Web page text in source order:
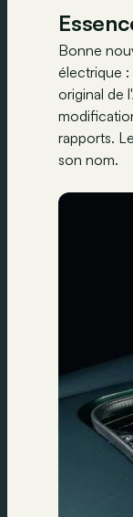
Bonne
électrique :
original de
rapports.
son nom.